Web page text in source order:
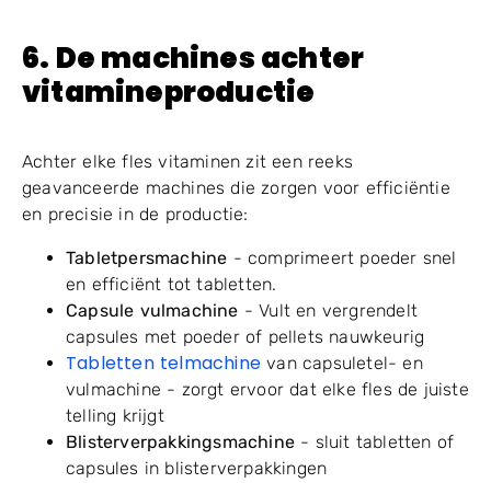
6. De machines achter
vitamineproductie
Achter elke fles vitaminen zit een reeks
geavanceerde machines die zorgen voor efficiëntie
en precisie in de productie:
Tabletpersmachine - comprimeert poeder snel
en efficiënt tot tabletten.
Capsule vulmachine - Vult en vergrendelt
capsules met poeder of pellets nauwkeurig
Tabletten telmachine van capsuletel- en
vulmachine - zorgt ervoor dat elke fles de juiste
telling krijgt
Blisterverpakkingsmachine - sluit tabletten of
capsules in blisterverpakkingen